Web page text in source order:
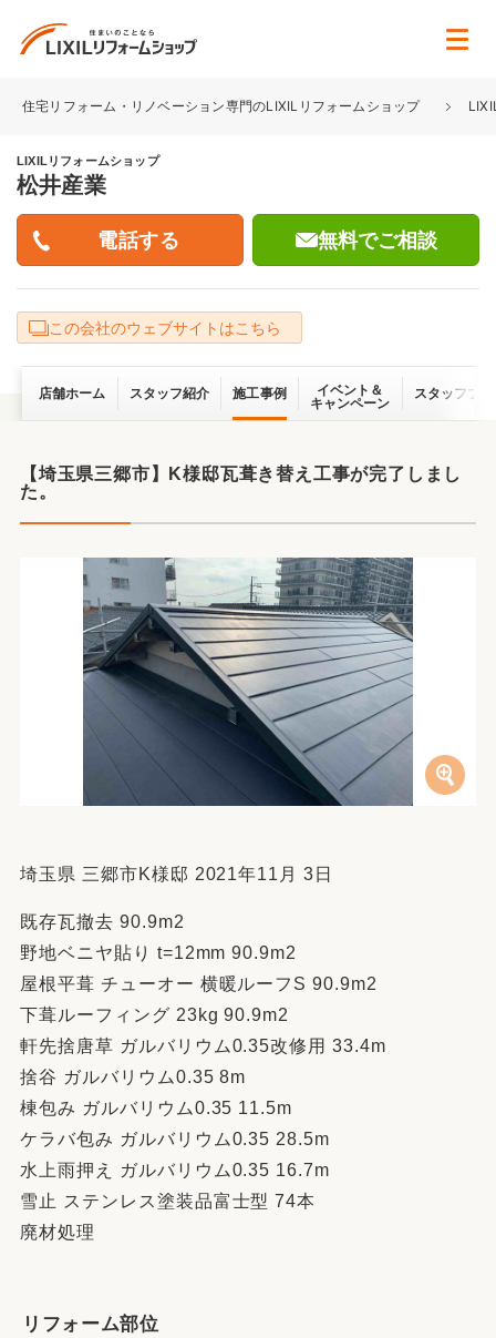
住宅リフォーム・リノベーション専門のLIXILリフォームショップ
LIXILリフォームショップ
松井産業
無料でご相談
この会社のウェブサイトはこちら
店舗ホーム スタッフ紹介 施工事例
イベント＆
キャンペーン
スタッフブ
【埼玉県三郷市】K様邸瓦葺き替え工事が完了しまし
た。
埼玉県 三郷市K様邸 2021年11月 3日
既存瓦撤去 90.9m2
野地ベニヤ貼り t=12mm 90.9m2
屋根平葺 チューオー 横暖ルーフS 90.9m2
下葺ルーフィング 23kg 90.9m2
軒先捨唐草 ガルバリウム0.35改修用 33.4m
捨谷 ガルバリウム0.35 8m
棟包み ガルバリウム0.35 11.5m
ケラバ包み ガルバリウム0.35 28.5m
水上雨押え ガルバリウム0.35 16.7m
雪止 ステンレス塗装品富士型 74本
廃材処理
リフォーム部位